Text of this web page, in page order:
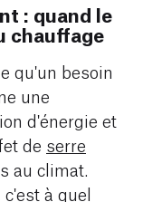
: quand le
chauffage
qu'un besoin
une
d'énergie et
de serre
au climat.
à quel